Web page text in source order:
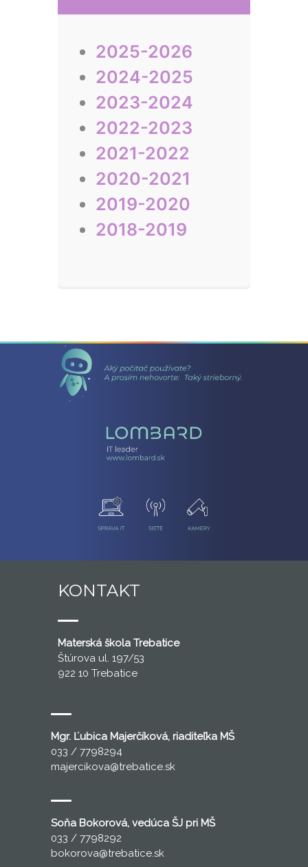
2025-2026
2024-2025
2023-2024
2022-2023
2021-2022
2020-2021
2019-2020
2018-2019
KONTAKT
Materská škola Trebatice
Štúrova ul. 197/53
922 10 Trebatice
Mgr. Ľubica Majerčíková, riaditeľka MŠ
033 / 7798294
majercikova@trebatice.sk
Soňa Bokorová, vedúca ŠJ pri MŠ
033 / 7798292
bokorova@trebatice.sk